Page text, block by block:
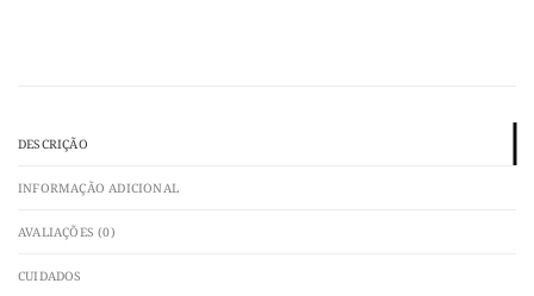
DESCRIÇÃO
INFORMAÇÃO ADICIONAL
AVALIAÇÕES (0)
CUIDADOS